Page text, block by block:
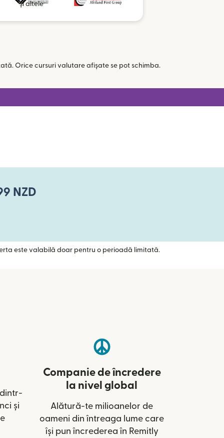
și altele
Orice cursuri valutare afișate se pot schimba.
o fereastră nouă)
NZD
este valabilă doar pentru o perioadă limitată.
și
Companie de încredere
la nivel global
Alătură-te milioanelor de
oameni din întreaga lume care
își pun încrederea în Remitly